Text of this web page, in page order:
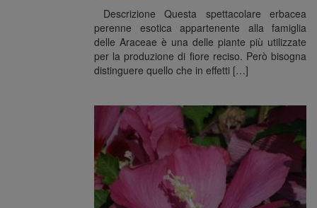
Descrizione Questa spettacolare erbacea
perenne esotica appartenente alla famiglia
delle Araceae è una delle piante più utilizzate
per la produzione di fiore reciso. Però bisogna
distinguere quello che in effetti […]